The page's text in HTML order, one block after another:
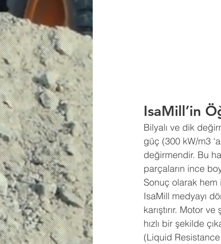
IsaMill’in
Bilyalı ve dik
güç (300 kW/m3
değirmendir. Bu
parçaların ince
Sonuç olarak
IsaMill medyayı
karıştırır. Motor
hızlı bir şekilde
(Liquid